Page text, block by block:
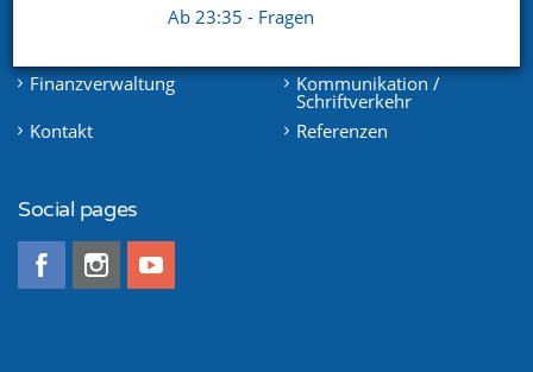
Ab 23:35 - Fragen
Finanzverwaltung
Kommunikation /
Schriftverkehr
Kontakt
Referenzen
Social pages